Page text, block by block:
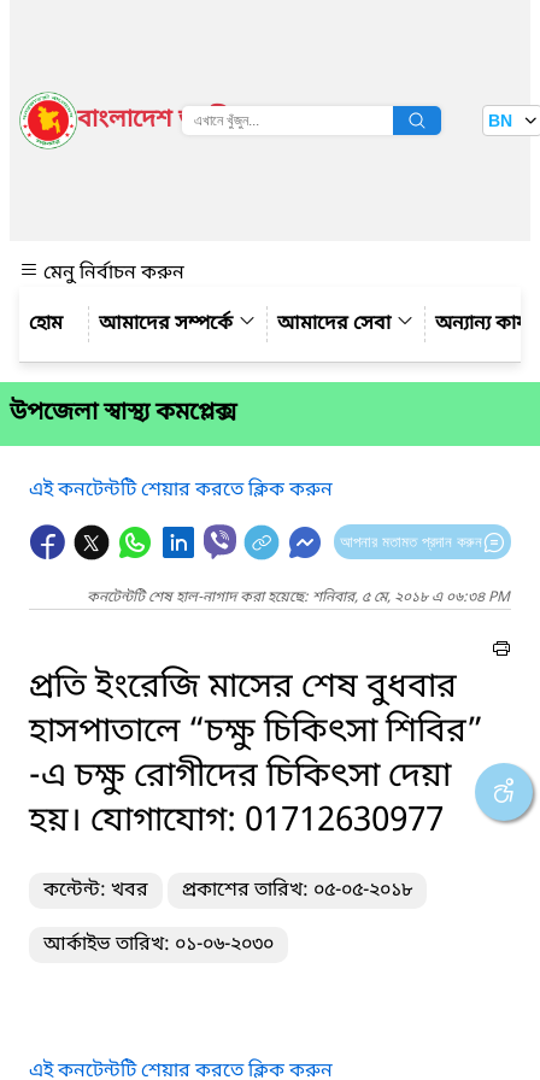
বাংলাদেশ জাতীয় তথ্য বাতায়ন BN
মেনু নির্বাচন করুন
আমাদের সম্পর্কে
আমাদের সেবা অন্যান্য
উপজেলা স্বাস্থ্য কমপ্লেক্স
এই কনটেন্টটি শেয়ার করতে ক্লিক করুন
আপনার মতামত প্রদান করুন
কনটেন্টটি শেষ হাল-নাগাদ করা হয়েছে: শনিবার, ৫ মে, ২০১৮ এ ০৬:৩৪ PM
প্রতি ইংরেজি মাসের শেষ বুধবার
হাসপাতালে “চক্ষু চিকিৎসা শিবির”
-এ চক্ষু রোগীদের চিকিৎসা দেয়া
হয়। যোগাযোগ: 01712630977
কন্টেন্ট: খবর প্রকাশের তারিখ: ০৫-০৫-২০১৮
আর্কাইভ তারিখ: ০১-০৬-২০৩০
এই কনটেন্টটি শেয়ার করতে ক্লিক করুন